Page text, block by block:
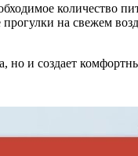
количество
на свежем
и создает